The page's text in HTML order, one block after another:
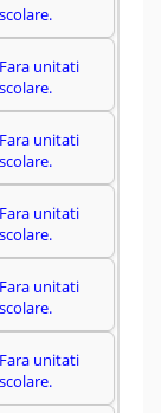
scolare.
Fara unitati
scolare.
Fara unitati
scolare.
Fara unitati
scolare.
Fara unitati
scolare.
Fara unitati
scolare.